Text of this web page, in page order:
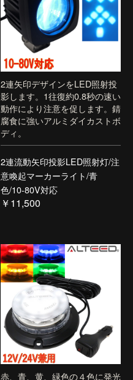
2連矢印デザインをLED照射投
影します。1往復約0.8秒の速い
動作により注意を促します。錆
腐食に強いアルミダイカストボ
ディ。
2連流動矢印投影LED照射灯/注
意喚起マーカーライト/青
色/10-80V対応
￥11,500
赤、青、黄、緑色の４色に発光